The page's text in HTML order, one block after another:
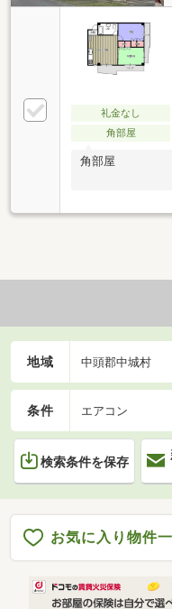
礼金なし
角部屋
角部屋
地域 中頭郡中城村
条件 エアコン
検索条件を保存
お気に入り物件